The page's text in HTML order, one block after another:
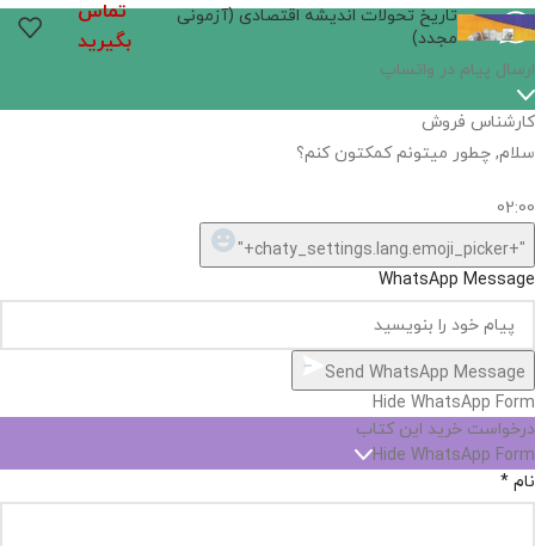
تاریخ تحولات اندیشه اقتصادی (آزمونی
مجدد)
تماس
بگیرید
اگر
نیست,
شاید
بتونیم
تهیه
Open
chaty
Hide
chaty
ارسال پیام در واتساپ
کارشناس فروش
سلام, چطور میتونم کمکتون کنم؟